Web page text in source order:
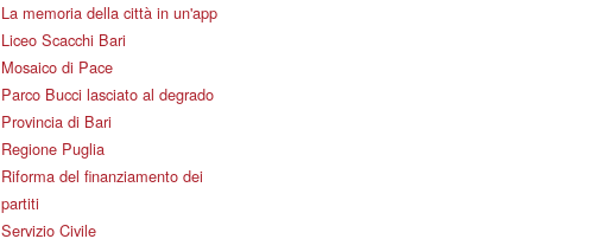
La memoria della città in un'app
Liceo Scacchi Bari
Mosaico di Pace
Parco Bucci lasciato al degrado
Provincia di Bari
Regione Puglia
Riforma del finanziamento dei
partiti
Servizio Civile